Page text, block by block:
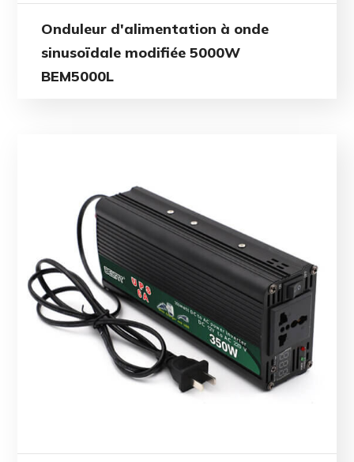
Onduleur d'alimentation à onde
sinusoïdale modifiée 5000W
BEM5000L